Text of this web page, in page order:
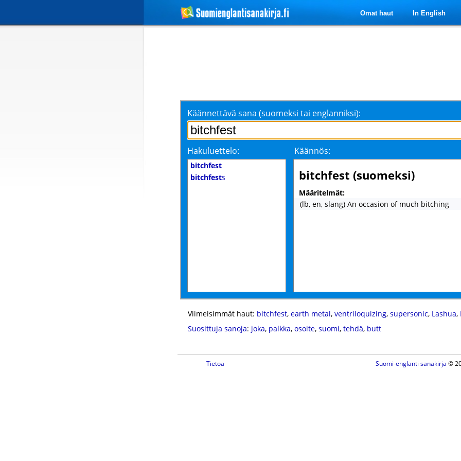
Omat haut In English
Käännettävä sana (suomeksi tai englanniksi):
Hakuluettelo: Käännös:
bitchfest
bitchfests bitchfest (suomeksi)
Määritelmät:
(lb, en, slang) An occasion of much bitching
Viimeisimmät haut: bitchfest, earth metal, ventriloquizing, supersonic, Lashua,
Suosittuja sanoja: joka, palkka, osoite, suomi, tehdä, butt
Tietoa Suomi-englanti sanakirja ©